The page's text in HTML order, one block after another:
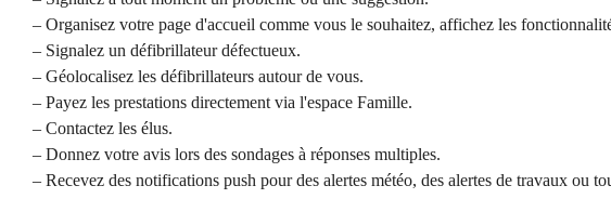
– Organisez votre page d'accueil comme vous le souhaitez, affichez les
– Signalez un défibrillateur défectueux.
– Géolocalisez les défibrillateurs autour de vous.
– Payez les prestations directement via l'espace Famille.
– Contactez les élus.
– Donnez votre avis lors des sondages à réponses multiples.
– Recevez des notifications push pour des alertes météo, des alertes de travaux ou